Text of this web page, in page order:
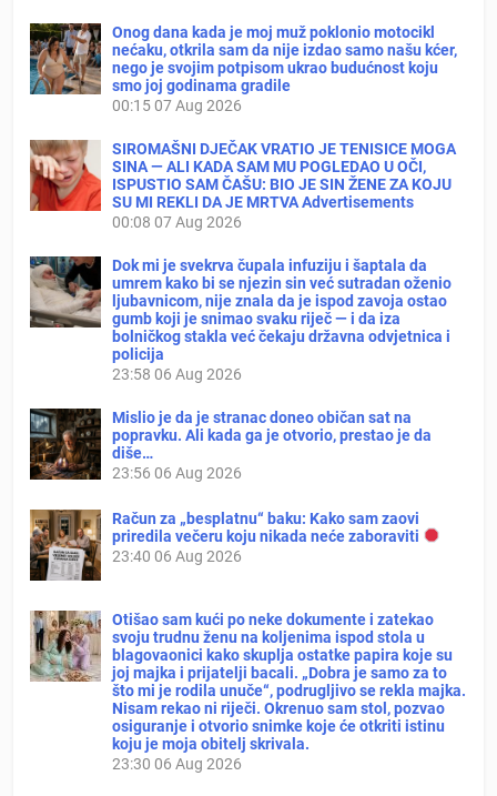
Onog dana kada je moj muž poklonio motocikl
nećaku, otkrila sam da nije izdao samo našu kćer,
nego je svojim potpisom ukrao budućnost koju
smo joj godinama gradile
00:1507 Aug 2026
SIROMAŠNI DJEČAK VRATIO JE TENISICE MOGA
SINA — ALI KADA SAM MU POGLEDAO U OČI,
ISPUSTIO SAM ČAŠU: BIO JE SIN ŽENE ZA KOJU
SU MI REKLI DA JE MRTVA Advertisements
00:08 07 Aug 2026
Dok mi je svekrva čupala infuziju i šaptala da
umrem kako bi se njezin sin već sutradan oženio
ljubavnicom, nije znala da je ispod zavoja ostao
gumb koji je snimao svaku riječ — i da iza
bolničkog stakla već čekaju državna odvjetnica i
policija
23:58 06 Aug 2026
Mislio je da je stranac doneo običan sat na
popravku. Ali kada ga je otvorio, prestao je da
diše…
23:56 06 Aug 2026
Račun za „besplatnu“ baku: Kako sam zaovi
priredila večeru koju nikada neće zaboraviti
23:40 06 Aug 2026
Otišao sam kući po neke dokumente i zatekao
svoju trudnu ženu na koljenima ispod stola u
blagovaonici kako skuplja ostatke papira koje su
joj majka i prijatelji bacali. „Dobra je samo za to
što mi je rodila unuče“, podrugljivo se rekla majka.
Nisam rekao ni riječi. Okrenuo sam stol, pozvao
osiguranje i otvorio snimke koje će otkriti istinu
koju je moja obitelj skrivala.
23:30 06 Aug 2026